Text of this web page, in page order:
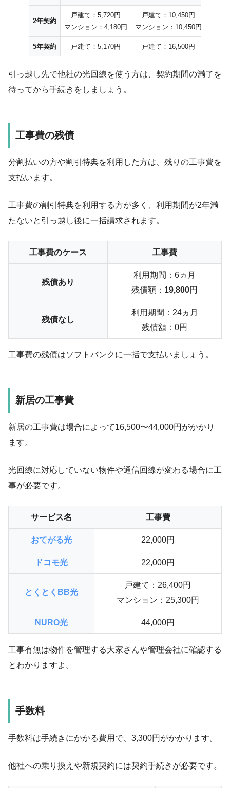
2年契約
戸建て：5,720円
マンション：4,180円
戸建て：10,450円
マンション：10,450円
5年契約 戸建て：5,170円 戸建て：16,500円
引っ越し先で他社の光回線を使う方は、 契約期間の満了 を
待ってから手続きをしましょう。
工事費の残債
分割払いの方や割引特典を利用した方は、残りの工事費を
支払います。
工事費の割引特典を利用する方が多く、利用期間が2年満
たないと引っ越し後に一括請求されます。
工事費のケース 工事費
残債あり
利用期間：6ヵ月
残債額： 19,800円
残債なし
利用期間：24ヵ月
残債額：0円
工事費の残債はソフトバンクに一括で支払いましょう。
新居の工事費
新居の工事費は場合によって16,500〜44,000円 がかかり
ます。
光回線に対応していない物件や通信回線が変わる場合に工
事が必要です。
サービス名 工事費
おてがる光 22,000円
ドコモ光 22,000円
とくとくBB光
戸建て：26,400円
マンション：25,300円
NURO光 44,000円
工事有無は物件を管理する大家さんや管理会社に確認する
とわかりますよ。
手数料
手数料は手続きにかかる費用で、 3,300円 がかかります。
他社への乗り換えや新規契約には契約手続きが必要です。